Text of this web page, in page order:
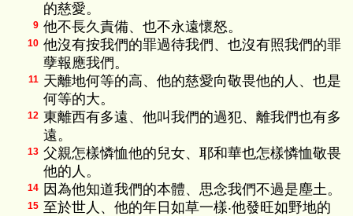
的慈愛。
9 他不長久責備、也不永遠懷怒。
10 他沒有按我們的罪過待我們、也沒有照我們的罪
孽報應我們。
11 天離地何等的高、他的慈愛向敬畏他的人、也是
何等的大。
12 東離西有多遠、他叫我們的過犯、離我們也有多
遠。
13 父親怎樣憐恤他的兒女、耶和華也怎樣憐恤敬畏
他的人。
14 因為他知道我們的本體、思念我們不過是塵土。
15 至於世人、他的年日如草一樣‧他發旺如野地的